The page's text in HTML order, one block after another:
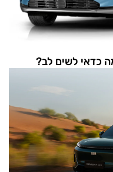
כדאי לשים לב?